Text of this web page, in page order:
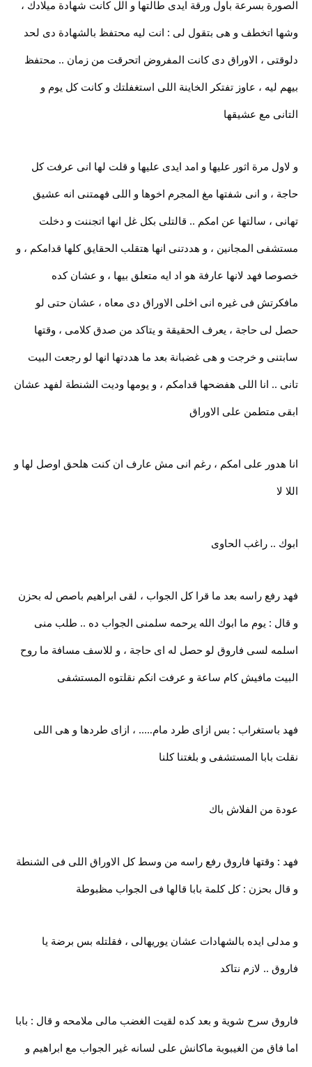
الصورة بسرعة باول ورقة ايدى طالتها و الل كانت شهادة ميلادك ،
وشها اتخطف و هى بتقول لى : انت ليه محتفظ بالشهادة دى لحد
دلوقتى ، الاوراق دى كانت المفروض اتحرقت من زمان .. محتفظ
بيهم ليه ، عاوز تفتكر الخاينة اللى استغفلتك و كانت كل يوم و
التانى مع عشيقها
و لاول مرة اثور عليها و امد ايدى عليها و قلت لها انى عرفت كل
حاجة ، و انى شفتها مغ المجرم اخوها و اللى فهمتنى انه عشيق
تهانى ، سالتها عن امكم .. قالتلى بكل غل انها اتجننت و دخلت
مستشفى المجانين ، و هددتنى انها هتقلب الحقايق كلها قدامكم ، و
خصوصا فهد لانها عارفة هو اد ايه متعلق بيها ، و عشان كده
مافكرتش فى غيره انى اخلى الاوراق دى معاه ، عشان حتى لو
حصل لى حاجة ، يعرف الحقيقة و يتاكد من صدق كلامى ، وقتها
سابتنى و خرجت و هى غضبانة بعد ما هددتها انها لو رجعت البيت
تانى .. انا اللى هفضحها قدامكم ، و يومها وديت الشنطة لفهد عشان
ابقى متطمن على الاوراق
انا هدور على امكم ، رغم انى مش عارف ان كنت هلحق اوصل لها و
اللا لا
ابوك .. راغب الحاوى
فهد رفع راسه بعد ما قرا كل الجواب ، لقى ابراهيم باصص له بحزن
و قال : يوم ما ابوك الله يرحمه سلمنى الجواب ده .. طلب منى
اسلمه لسى فاروق لو حصل له اى حاجة ، و للاسف مسافة ما روح
البيت مافيش كام ساعة و عرفت انكم نقلتوه المستشفى
فهد باستغراب : بس ازاى طرد مام….. ، ازاى طردها و هى اللى
نقلت بابا المستشفى و بلغتنا كلنا
عودة من الفلاش باك
فهد : وقتها فاروق رفع راسه من وسط كل الاوراق اللى فى الشنطة
و قال بحزن : كل كلمة بابا قالها فى الجواب مظبوطة
و مدلى ايده بالشهادات عشان يوريهالى ، فقلتله بس برضة يا
فاروق .. لازم نتاكد
فاروق سرح شوية و بعد كده لقيت الغضب مالى ملامحه و قال : بابا
اما فاق من الغيبوبة ماكانش على لسانه غير الجواب مع ابراهيم و